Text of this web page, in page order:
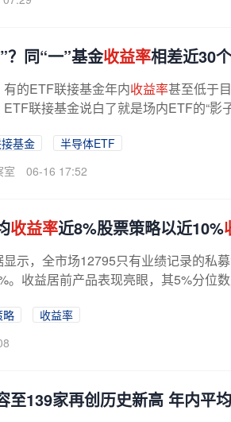
？同“一”基金收益率相差近30
的ETF联接基金年内收益率甚至低于
联接基金说白了就是场内ETF的“影
基金
半导体ETF
室
06-16 17:52
收益率近8%股票策略以近10%
示，全市场12795只有业绩记录的私
。收益居前产品表现亮眼，其5%分位
略
收益率
至139家再创历史新高 年内平均